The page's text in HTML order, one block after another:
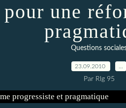
une
Questions
23.09.2010
Par Rlg 95